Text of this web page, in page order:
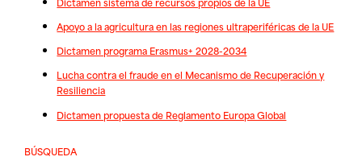
Apoyo a la agricultura en las regiones ultraperiféricas de la UE
Dictamen programa Erasmus+ 2028-2034
Lucha contra el fraude en el Mecanismo de Recuperación y
Resiliencia
Dictamen propuesta de Reglamento Europa Global
BÚSQUEDA